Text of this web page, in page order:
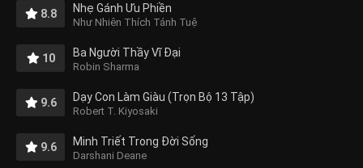
8.8 Nhẹ Gánh Ưu Phiền
Như Nhiên Thích Tánh Tuệ
10 Ba Người Thầy Vĩ Đại
Robin Sharma
9.6 Dạy Con Làm Giàu (Trọn Bộ 13 Tập)
Robert T. Kiyosaki
9.6 Minh Triết Trong Đời Sống
Darshani Deane